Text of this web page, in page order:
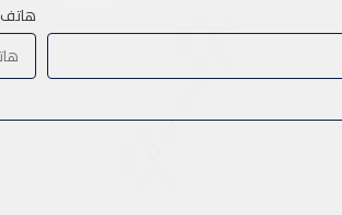
هاتف